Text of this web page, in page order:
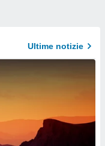
Ultime notizie